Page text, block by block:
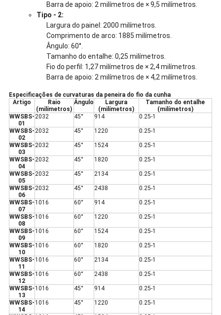
Barra de apoio: 2 milímetros de × 9,5 milímetros.
Tipo - 2:
Largura do painel: 2000 milímetros.
Comprimento de arco: 1885 milímetros.
Ângulo: 60°.
Tamanho do entalhe: 0,25 milímetros.
Fio do perfil: 1,27 milímetros de × 2,4 milímetros.
Barra de apoio: 2 milímetros de × 4,2 milímetros.
Especificações de curvaturas da peneira do fio da cunha
Artigo
Raio
(milímetros)
Ângulo
Largura
(milímetros)
Tamanho do entalhe
(milímetros)
WWSBS-
01
2032 45° 914 0.25-1
WWSBS-
02
2032 45° 1220 0.25-1
WWSBS-
03
2032 45° 1524 0.25-1
WWSBS-
04
2032 45° 1820 0.25-1
WWSBS-
05
2032 45° 2134 0.25-1
WWSBS-
06
2032 45° 2438 0.25-1
WWSBS-
07
1016 60° 914 0.25-1
WWSBS-
08
1016 60° 1220 0.25-1
WWSBS-
09
1016 60° 1524 0.25-1
WWSBS-
10
1016 60° 1820 0.25-1
WWSBS-
11
1016 60° 2134 0.25-1
WWSBS-
12
1016 60° 2438 0.25-1
WWSBS-
13
1016 45° 914 0.25-1
WWSBS-
14
1016 45° 1220 0.25-1